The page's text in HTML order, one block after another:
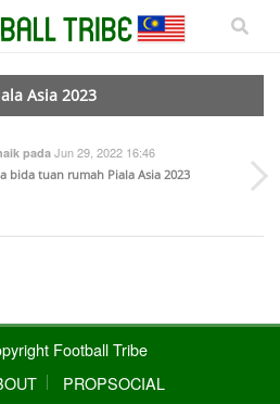
Asia 2023
padaJun 29, 2022 16:46
bida tuan rumah Piala Asia 2023
Football Tribe
PROPSOCIAL